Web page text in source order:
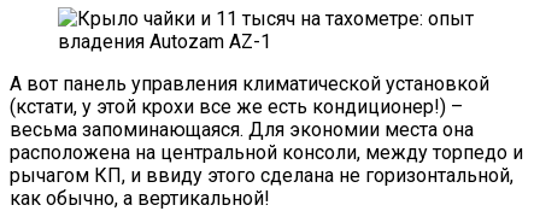
А вот панель управления климатической установкой
(кстати, у этой крохи все же есть кондиционер!) –
весьма запоминающаяся. Для экономии места она
расположена на центральной консоли, между торпедо и
рычагом КП, и ввиду этого сделана не горизонтальной,
как обычно, а вертикальной!